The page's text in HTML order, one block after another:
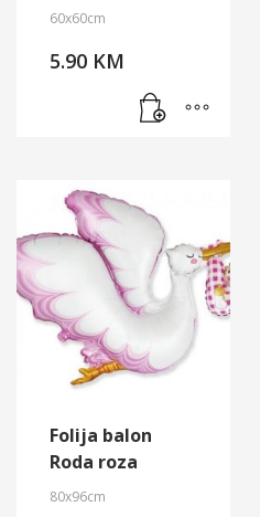
60x60cm
5.90 KM
Folija balon
Roda roza
80x96cm